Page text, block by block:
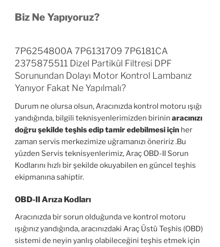
Biz Ne Yapıyoruz?
7P6254800A 7P6131709 7P6181CA
2375875511 Dizel Partikül Filtresi DPF
Sorunundan Dolayı Motor Kontrol Lambanız
Yanıyor Fakat Ne Yapılmalı?
Durum ne olursa olsun, Aracınızda kontrol motoru ışığı
yandığında, bilgili teknisyenlerimizden birinin aracınızı
doğru şekilde teşhis edip tamir edebilmesi için her
zaman servis merkezimize uğramanızı öneririz .Bu
yüzden Servis teknisyenlerimiz, Araç OBD-II Sorun
Kodlarını hızlı bir şekilde okuyabilen en güncel teşhis
ekipmanına sahiptir.
OBD-II Arıza Kodları
Aracınızda bir sorun olduğunda ve kontrol motoru
ışığınız yandığında, aracınızdaki Araç Üstü Teşhis (OBD)
sistemi de neyin yanlış olabileceğini teşhis etmek için